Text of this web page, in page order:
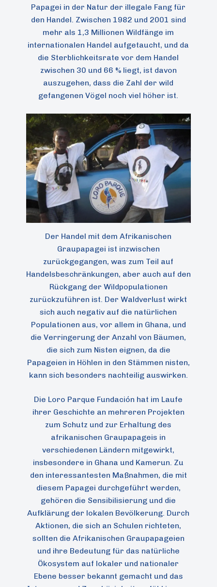
Papagei in der Natur der illegale Fang für
den Handel. Zwischen 1982 und 2001 sind
mehr als 1,3 Millionen Wildfänge im
internationalen Handel aufgetaucht, und da
die Sterblichkeitsrate vor dem Handel
zwischen 30 und 66 % liegt, ist davon
auszugehen, dass die Zahl der wild
gefangenen Vögel noch viel höher ist.
Der Handel mit dem Afrikanischen
Graupapagei ist inzwischen
zurückgegangen, was zum Teil auf
Handelsbeschränkungen, aber auch auf den
Rückgang der Wildpopulationen
zurückzuführen ist. Der Waldverlust wirkt
sich auch negativ auf die natürlichen
Populationen aus, vor allem in Ghana, und
die Verringerung der Anzahl von Bäumen,
die sich zum Nisten eignen, da die
Papageien in Höhlen in den Stämmen nisten,
kann sich besonders nachteilig auswirken.
Die Loro Parque Fundación hat im Laufe
ihrer Geschichte an mehreren Projekten
zum Schutz und zur Erhaltung des
afrikanischen Graupapageis in
verschiedenen Ländern mitgewirkt,
insbesondere in Ghana und Kamerun. Zu
den interessantesten Maßnahmen, die mit
diesem Papagei durchgeführt werden,
gehören die Sensibilisierung und die
Aufklärung der lokalen Bevölkerung. Durch
Aktionen, die sich an Schulen richteten,
sollten die Afrikanischen Graupapageien
und ihre Bedeutung für das natürliche
Ökosystem auf lokaler und nationaler
Ebene besser bekannt gemacht und das